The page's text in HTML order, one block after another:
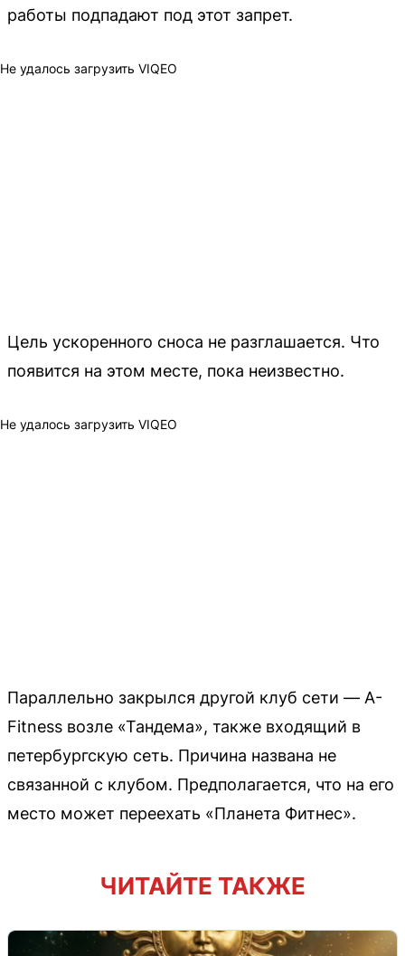
работы подпадают под этот запрет.
Не удалось загрузить VIQEO
Цель ускоренного сноса не разглашается. Что
появится на этом месте, пока неизвестно.
Не удалось загрузить VIQEO
Параллельно закрылся другой клуб сети — A-
Fitness возле «Тандема», также входящий в
петербургскую сеть. Причина названа не
связанной с клубом. Предполагается, что на его
место может переехать «Планета Фитнес».
ЧИТАЙТЕ ТАКЖЕ